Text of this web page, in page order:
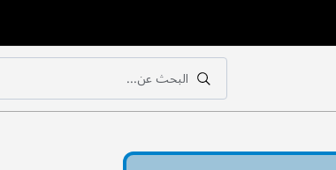
بحث
البحث عن...
بحث